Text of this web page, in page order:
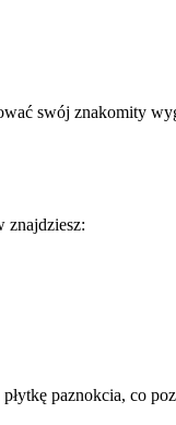
swój znakomity
znajdziesz:
płytkę paznokcia, co